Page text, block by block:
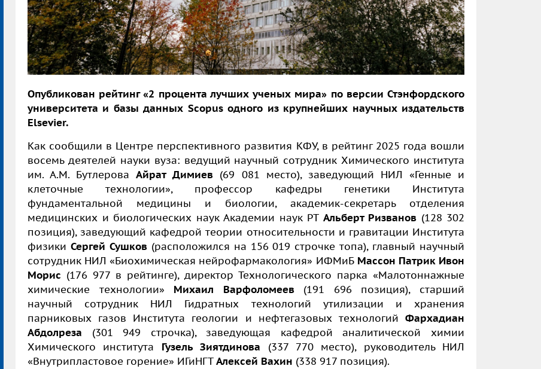
Опубликован рейтинг «2 процента лучших ученых мира» по версии Стэнфордского
университета и базы данных Scopus одного из крупнейших научных издательств
Elsevier.
Как сообщили в Центре перспективного развития КФУ, в рейтинг 2025 года вошли
восемь деятелей науки вуза: ведущий научный сотрудник Химического института
им. А.М. БутлероваАйрат Димиев (69 081 место), заведующий НИЛ «Генные и
клеточные технологии», профессор кафедры генетики Института
фундаментальной медицины и биологии, академик-секретарь отделения
медицинских и биологических наук Академии наук РТ Альберт Ризванов (128 302
позиция), заведующий кафедрой теории относительности и гравитации Института
физики Сергей Сушков(расположился на 156 019 строчке топа), главный научный
сотрудник НИЛ «Биохимическая нейрофармакология» ИФМиБ Массон Патрик Ивон
Морис (176 977 в рейтинге), директор Технологического парка «Малотоннажные
химические технологии» Михаил Варфоломеев(191 696 позиция), старший
научный сотрудник НИЛ Гидратных технологий утилизации и хранения
парниковых газов Института геологии и нефтегазовых технологий Фархадиан
Абдолреза (301 949 строчка), заведующая кафедрой аналитической химии
Химического института Гузель Зиятдинова (337 770 место), руководитель НИЛ
«Внутрипластовое горение» ИГиНГТАлексей Вахин (338 917 позиция).